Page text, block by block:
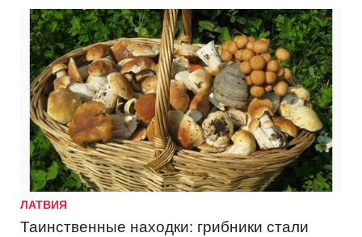
ЛАТВИЯ
Таинственные находки: грибники стали